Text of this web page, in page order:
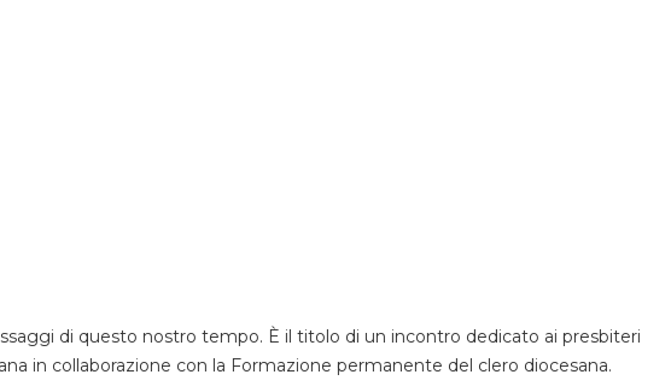
di questo nostro tempo. È il titolo di un incontro dedicato ai presbiteri
in collaborazione con la Formazione permanente del clero diocesana.